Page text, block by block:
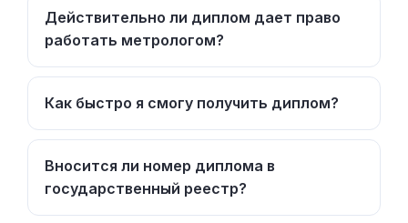
Действительно ли диплом дает право
работать метрологом?
Как быстро я смогу получить диплом?
Вносится ли номер диплома в
государственный реестр?